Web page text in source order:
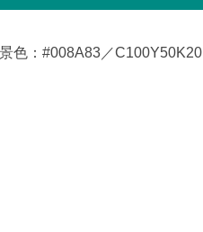
色：#008A83／C100Y50K20